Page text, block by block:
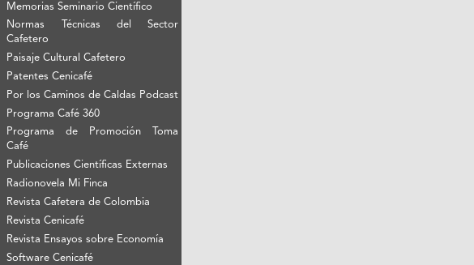
Memorias Seminario Científico
Normas Técnicas del Sector
Cafetero
Paisaje Cultural Cafetero
Patentes Cenicafé
Por los Caminos de Caldas Podcast
Programa Café 360
Programa de Promoción Toma
Café
Publicaciones Científicas Externas
Radionovela Mi Finca
Revista Cafetera de Colombia
Revista Cenicafé
Revista Ensayos sobre Economía
Software Cenicafé